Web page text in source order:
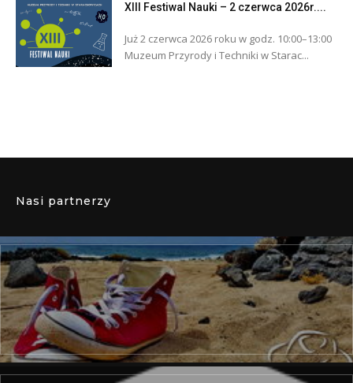
XIII Festiwal Nauki – 2 czerwca 2026r....
Już 2 czerwca 2026 roku w godz. 10:00–13:00
Muzeum Przyrody i Techniki w Starac...
Nasi partnerzy